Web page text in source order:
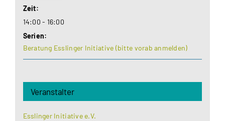
Zeit:
14:00 - 16:00
Serien:
Beratung Esslinger Initiative (bitte vorab anmelden)
Veranstalter
Esslinger Initiative e.V.